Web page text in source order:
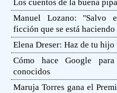
Los cuentos de la buena pipa
Manuel Lozano: ''Salvo
ficción que se está
Elena Dreser: Haz de tu
Cómo hace Google
conocidos
Maruja Torres gana el